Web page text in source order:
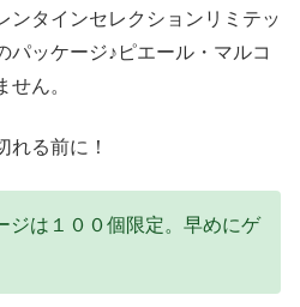
ンタインセレクションリミテッ
パッケージ♪ピエール・マルコ
せん。
れる前に！
ジは１００個限定。早めにゲ